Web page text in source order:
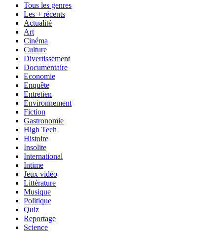
Tous les genres
Les + récents
Actualité
Art
Cinéma
Culture
Divertissement
Documentaire
Economie
Enquête
Entretien
Environnement
Fiction
Gastronomie
High Tech
Histoire
Insolite
International
Intime
Jeux vidéo
Littérature
Musique
Politique
Quiz
Reportage
Science